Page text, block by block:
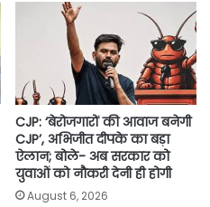
CJP: ‘बेरोजगारों की आवाज बनेगी
CJP’, अभिजीत दीपके का बड़ा
ऐलान; बोले- अब सरकार को
युवाओं को नौकरी देनी ही होगी
August 6, 2026